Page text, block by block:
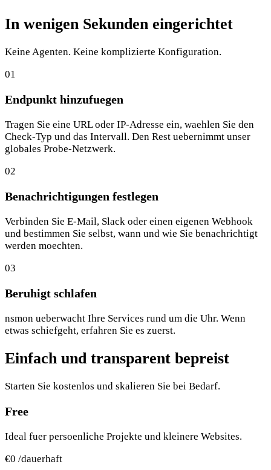
In wenigen Sekunden eingerichtet
Keine Agenten. Keine komplizierte Konfiguration.
01
Endpunkt hinzufuegen
Tragen Sie eine URL oder IP-Adresse ein, waehlen Sie den
Check-Typ und das Intervall. Den Rest uebernimmt unser
globales Probe-Netzwerk.
02
Benachrichtigungen festlegen
Verbinden Sie E-Mail, Slack oder einen eigenen Webhook
und bestimmen Sie selbst, wann und wie Sie benachrichtigt
werden moechten.
03
Beruhigt schlafen
nsmon ueberwacht Ihre Services rund um die Uhr. Wenn
etwas schiefgeht, erfahren Sie es zuerst.
Einfach und transparent bepreist
Starten Sie kostenlos und skalieren Sie bei Bedarf.
Free
Ideal fuer persoenliche Projekte und kleinere Websites.
€0 /dauerhaft